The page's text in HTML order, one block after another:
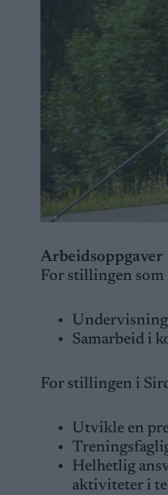
Arbeidsoppgaver
For stillingen som
Samarbeid i
For stillingen i
Utvikle en
Helhetlig
aktiviteter i